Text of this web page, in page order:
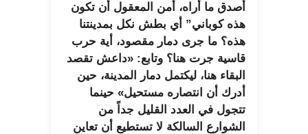
أصدق ما أراه، أمن المعقول أن تكون
هذه كوباني” أي بطش نكل بمدينتنا
هذه؟ ما جرى دمار مقصود، أية حرب
قاسية جرت هنا؟ وتابع: «داعش تقصد
البقاء هنا، ليكتمل دمار المدينة، حين
أدرك أن انتصاره مستحيل» حينما
تتجول في العدد القليل جداً من
الشوارع السالكة لا تستطيع أن تعاين